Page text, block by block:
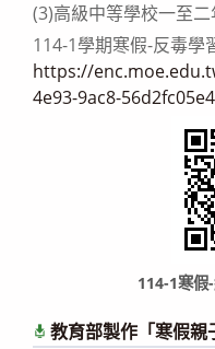
(3)高級中等學校一至
114-1學期寒假-反毒學
https://
4e93-9ac8-
114-1寒假
教育部製作「寒假親